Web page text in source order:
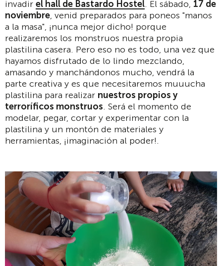
invadir el hall de Bastardo Hostel. El sábado, 17 de
noviembre, venid preparados para poneos "manos
a la masa", ¡nunca mejor dicho! porque
realizaremos los monstruos nuestra propia
plastilina casera. Pero eso no es todo, una vez que
hayamos disfrutado de lo lindo mezclando,
amasando y manchándonos mucho, vendrá la
parte creativa y es que necesitaremos muuucha
plastilina para realizar nuestros propios y
terroríficos monstruos. Será el momento de
modelar, pegar, cortar y experimentar con la
plastilina y un montón de materiales y
herramientas, ¡imaginación al poder!.